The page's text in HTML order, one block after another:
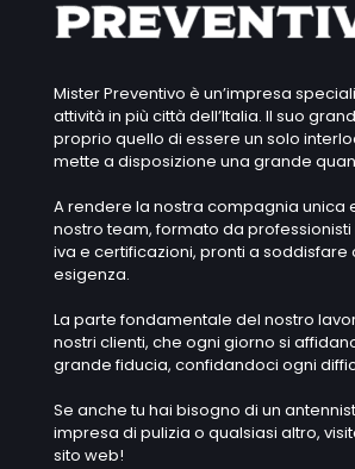
Mister Preventivo è un’impresa
attività in più città dell’Italia. Il suo
proprio quello di essere un solo
mette a disposizione una grande
A rendere la nostra compagnia unica
nostro team, formato da professionisti
iva e certificazioni, pronti a soddisfare
esigenza.
La parte fondamentale del nostro
nostri clienti, che ogni giorno si
grande fiducia, confidandoci ogni
Se anche tu hai bisogno di un
impresa di pulizia o qualsiasi altro,
sito web!